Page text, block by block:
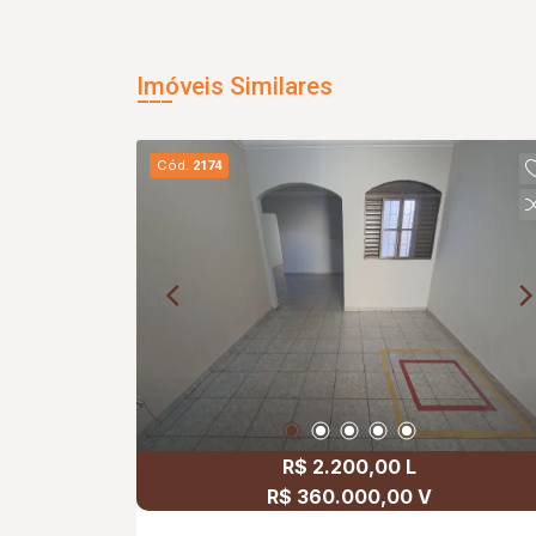
Imóveis Similares
Cód. 2174
R$ 2.200,00 L
R$ 360.000,00 V